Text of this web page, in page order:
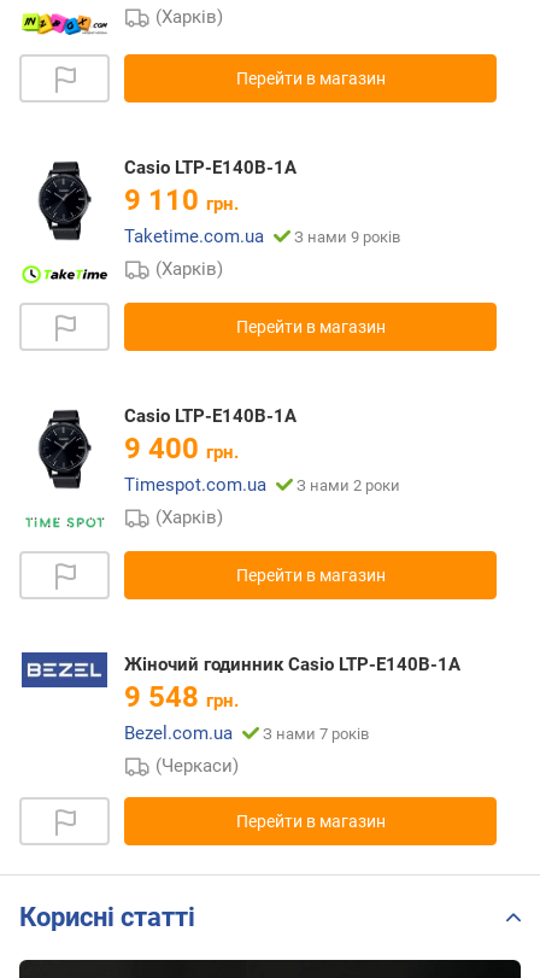
(Харків)
Перейти в магазин
Casio LTP-E140B-1A
9 110 грн.
Taketime.com.ua
З нами 9 років
(Харків)
Перейти в магазин
Casio LTP-E140B-1A
9 400 грн.
Timespot.com.ua
З нами 2 роки
(Харків)
Перейти в магазин
Жіночий годинник Casio LTP-E140B-1A
9 548 грн.
Bezel.com.ua
З нами 7 років
(Черкаси)
Перейти в магазин
Корисні статті